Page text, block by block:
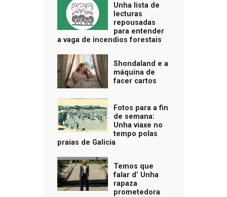
Unha lista de
lecturas
repousadas
para entender
a vaga de incendios forestais
Shondaland e a
máquina de
facer cartos
Fotos para a fin
de semana:
Unha viaxe no
tempo polas
praias de Galicia
Temos que
falar d’ Unha
rapaza
prometedora